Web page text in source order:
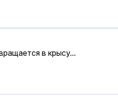
в крысу...